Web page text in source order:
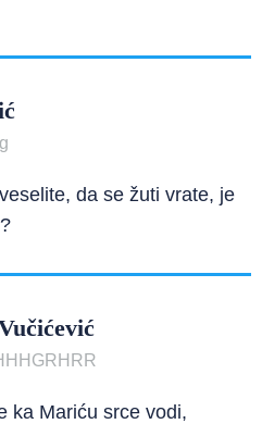
da se žuti vrate, je
ka Mariću srce vodi,